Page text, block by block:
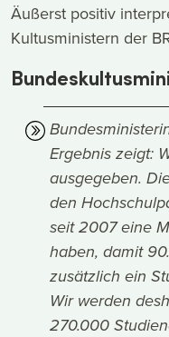
Äußerst positiv
Kultusministern der
Ergebnis zeigt:
ausgegeben.
den
seit 2007 eine
haben, damit
zusätzlich ein
Wir werden
270.000